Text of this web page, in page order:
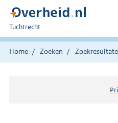
U
bent
hier:
Tuchtrecht
Home Zoeken